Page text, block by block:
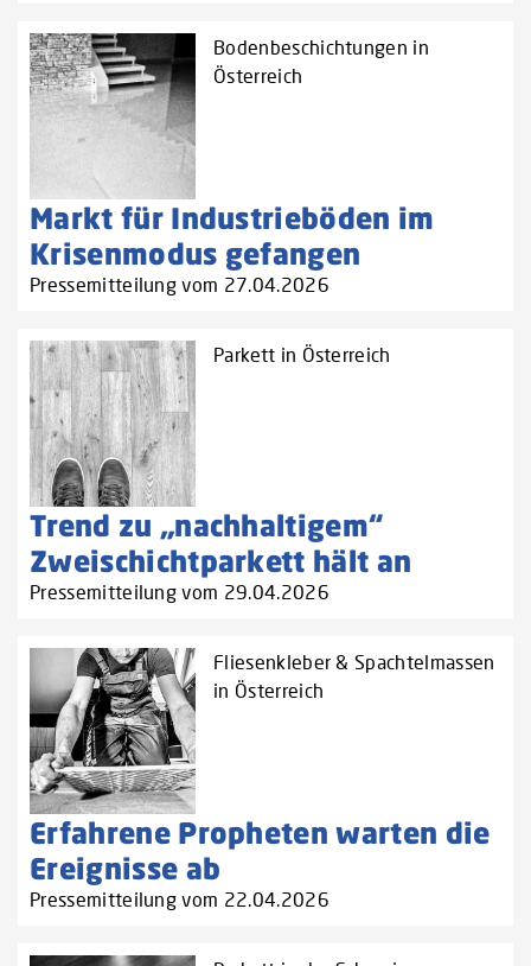
Bodenbeschichtungen in
Österreich
Markt für Industrieböden im
Krisenmodus gefangen
Pressemitteilung vom 27.04.2026
Parkett in Österreich
Trend zu „nachhaltigem“
Zweischichtparkett hält an
Pressemitteilung vom 29.04.2026
Fliesenkleber & Spachtelmassen
in Österreich
Erfahrene Propheten warten die
Ereignisse ab
Pressemitteilung vom 22.04.2026